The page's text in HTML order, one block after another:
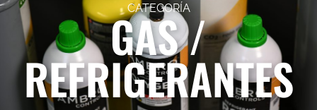
CATEGORÍA
GAS /
REFRIGERANTES